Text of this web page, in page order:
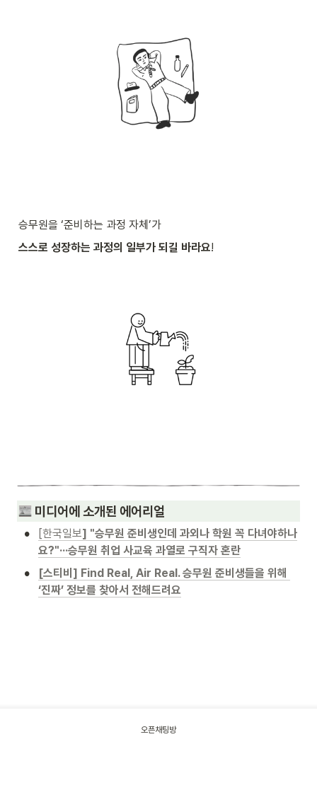
승무원을 ‘준비하는 과정 자체’가
스스로 성장하는 과정의 일부가 되길 바라요!
미디어에 소개된 에어리얼
• [한국일보] "승무원 준비생인데 과외나 학원 꼭 다녀야하나
요?"···승무원 취업 사교육 과열로 구직자 혼란
•
[스티비] Find Real, Air Real. 승무원 준비생들을 위해
‘진짜’ 정보를 찾아서 전해드려요
오픈채팅방